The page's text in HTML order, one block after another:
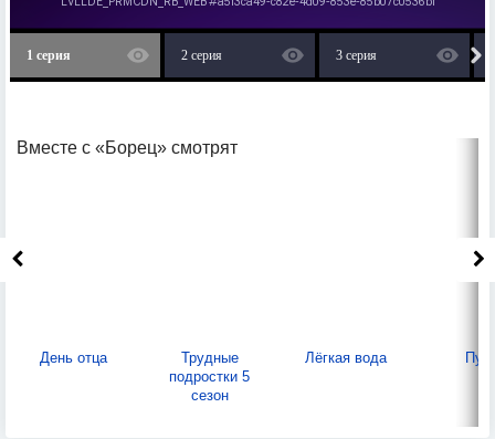
1 серия 2 серия 3 серия
Вместе с «Борец» смотрят
День отца
Трудные
подростки 5
сезон
Лёгкая вода